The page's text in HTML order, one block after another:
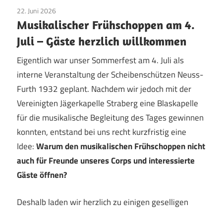
22. Juni 2026
Musikalischer Frühschoppen am 4.
Juli – Gäste herzlich willkommen
Eigentlich war unser Sommerfest am 4. Juli als
interne Veranstaltung der Scheibenschützen Neuss-
Furth 1932 geplant. Nachdem wir jedoch mit der
Vereinigten Jägerkapelle Straberg eine Blaskapelle
für die musikalische Begleitung des Tages gewinnen
konnten, entstand bei uns recht kurzfristig eine
Idee:Warum den musikalischen Frühschoppen nicht
auch für Freunde unseres Corps und interessierte
Gäste öffnen?
Deshalb laden wir herzlich zu einigen geselligen